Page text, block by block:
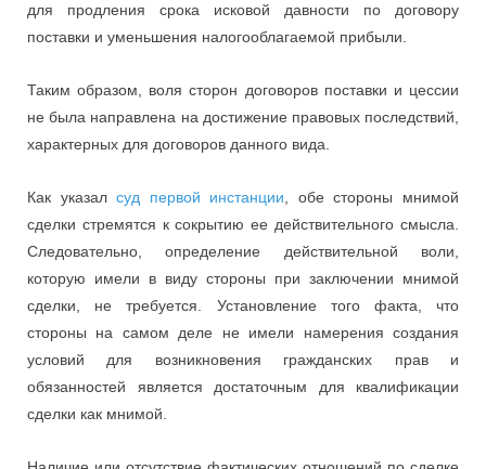
для продления срока исковой давности по договору
поставки и уменьшения налогооблагаемой прибыли.
Таким образом, воля сторон договоров поставки и цессии
не была направлена на достижение правовых последствий,
характерных для договоров данного вида.
Как указалсуд первой инстанции , обе стороны мнимой
сделки стремятся к сокрытию ее действительного смысла.
Следовательно, определение действительной воли,
которую имели в виду стороны при заключении мнимой
сделки, не требуется. Установление того факта, что
стороны на самом деле не имели намерения создания
условий для возникновения гражданских прав и
обязанностей является достаточным для квалификации
сделки как мнимой.